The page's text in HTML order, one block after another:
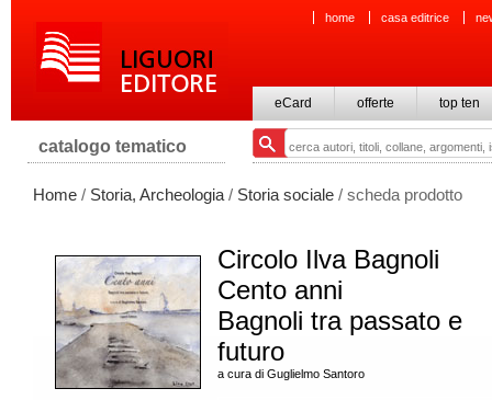
home casa editrice
eCard offerte top ten
catalogo tematico
Home / Storia, Archeologia / Storia sociale / scheda prodotto
Circolo Ilva Bagnoli
Cento anni
Bagnoli tra passato e
futuro
a cura di Guglielmo Santoro